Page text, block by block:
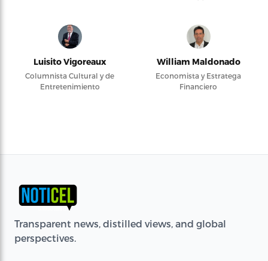
Luisito Vigoreaux
Columnista Cultural y de
Entretenimiento
William Maldonado
Economista y Estratega
Financiero
Transparent news, distilled views, and global
perspectives.